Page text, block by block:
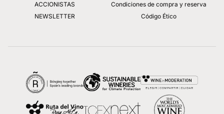
ACCIONISTAS
NEWSLETTER
Condiciones de compra y reserva
Código Ético